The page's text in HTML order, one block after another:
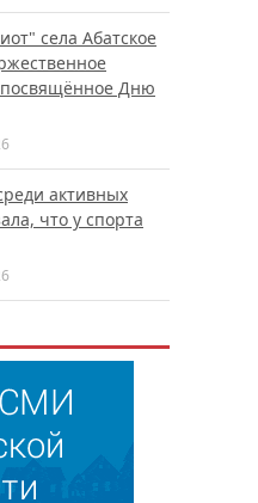
села Абатское
Дню
активных
что у спорта